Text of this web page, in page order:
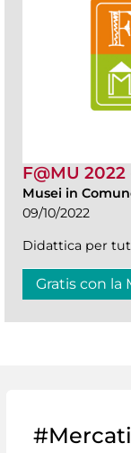
F@MU
Musei in
09/10/2022
Didattica per
Gratis con la